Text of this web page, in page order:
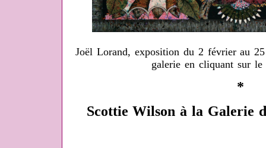
Joël Lorand, exposition du 2 février au
galerie en cliquant sur le
*
Scottie Wilson à la Galerie